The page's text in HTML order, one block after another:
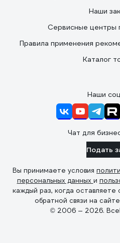
Наши
Сервисные центры
Правила применения
Каталог
Наши
Чат для
Подать
Вы принимаете условия
персональных данных и
каждый раз, когда
обратной связи на
© 2006 — 2026.